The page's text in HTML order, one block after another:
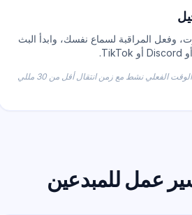
المراقبة لسماع نفسك، وابدأ البث
ما تراه: تعديل الصوت في الوقت الفعلي نشط مع زمن انتقال أقل من 30 مللي
للمبدعين